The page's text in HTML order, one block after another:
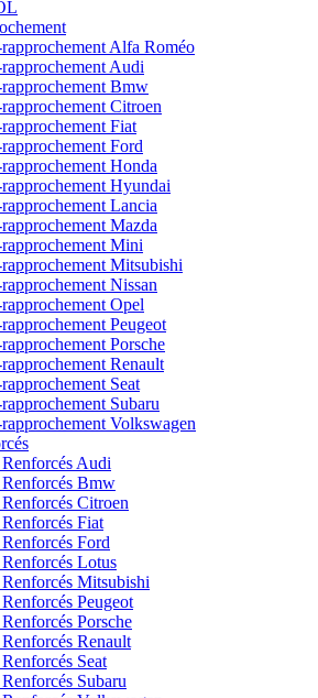
Alfa Roméo
Audi
Bmw
Citroen
Fiat
Ford
Honda
Hyundai
Lancia
Mazda
Mini
Mitsubishi
Nissan
Opel
Peugeot
Porsche
Renault
Seat
Subaru
Volkswagen
Audi
Bmw
Citroen
Fiat
Ford
Lotus
Mitsubishi
Peugeot
Porsche
Renault
Seat
Subaru